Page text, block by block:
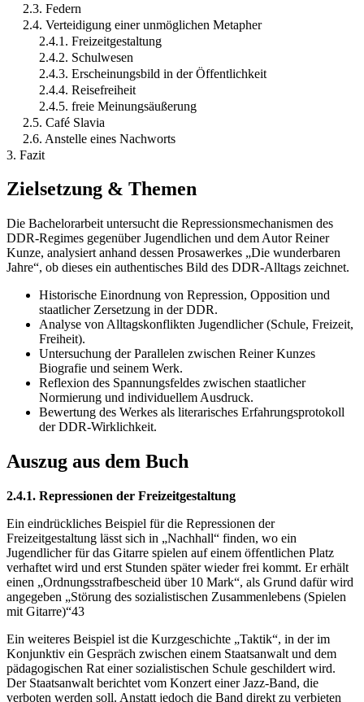
2.3. Federn
2.4. Verteidigung einer unmöglichen Metapher
2.4.1. Freizeitgestaltung
2.4.2. Schulwesen
2.4.3. Erscheinungsbild in der Öffentlichkeit
2.4.4. Reisefreiheit
2.4.5. freie Meinungsäußerung
2.5. Café Slavia
2.6. Anstelle eines Nachworts
3. Fazit
Zielsetzung & Themen
Die Bachelorarbeit untersucht die Repressionsmechanismen des
DDR-Regimes gegenüber Jugendlichen und dem Autor Reiner
Kunze, analysiert anhand dessen Prosawerkes „Die wunderbaren
Jahre“, ob dieses ein authentisches Bild des DDR-Alltags zeichnet.
Historische Einordnung von Repression, Opposition und
staatlicher Zersetzung in der DDR.
Analyse von Alltagskonflikten Jugendlicher (Schule, Freizeit,
Freiheit).
Untersuchung der Parallelen zwischen Reiner Kunzes
Biografie und seinem Werk.
Reflexion des Spannungsfeldes zwischen staatlicher
Normierung und individuellem Ausdruck.
Bewertung des Werkes als literarisches Erfahrungsprotokoll
der DDR-Wirklichkeit.
Auszug aus dem Buch
2.4.1. Repressionen der Freizeitgestaltung
Ein eindrückliches Beispiel für die Repressionen der
Freizeitgestaltung lässt sich in „Nachhall“ finden, wo ein
Jugendlicher für das Gitarre spielen auf einem öffentlichen Platz
verhaftet wird und erst Stunden später wieder frei kommt. Er erhält
einen „Ordnungsstrafbescheid über 10 Mark“, als Grund dafür wird
angegeben „Störung des sozialistischen Zusammenlebens (Spielen
mit Gitarre)“43
Ein weiteres Beispiel ist die Kurzgeschichte „Taktik“, in der im
Konjunktiv ein Gespräch zwischen einem Staatsanwalt und dem
pädagogischen Rat einer sozialistischen Schule geschildert wird.
Der Staatsanwalt berichtet vom Konzert einer Jazz-Band, die
verboten werden soll. Anstatt jedoch die Band direkt zu verbieten